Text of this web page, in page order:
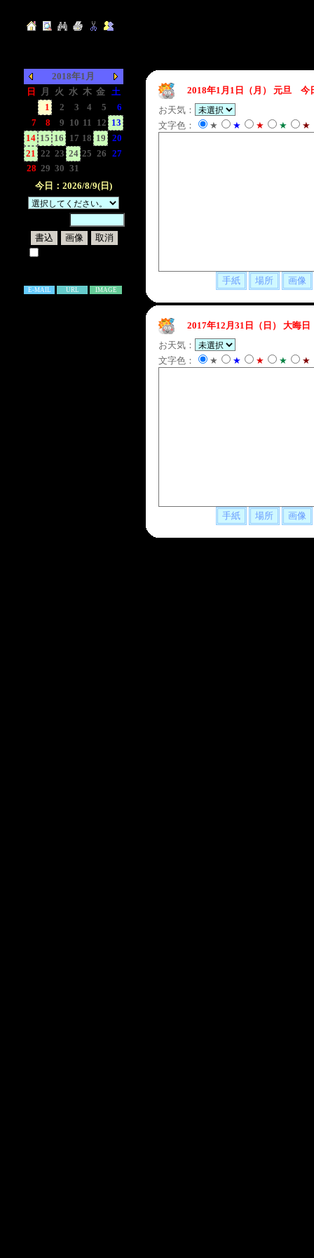
2018年1月
日
月 火 水 木 金 土
1 2 3 4 5
6
7
8 9 10 11 12 13
14 15 16 17 18 19
20
21 22 23 24 25 26 27
28 29 30 31
今日：2026/8/9(日)
E-MAIL URL IMAGE
2018年1月1日（月）
元旦 今
お天気：
文字色：
★ ★ ★ ★ ★
2017年12月31日（日）
大晦
お天気：
文字色：
★ ★ ★ ★ ★